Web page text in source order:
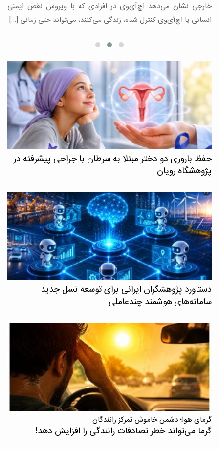
خارجی نشان می‌دهد اچ‌آی‌وی در افرادی که با ویروس نقص ایمنی
انسانی یا اچ‌آی‌وی کنترل شده، زندگی می‌کنند، می‌تواند حتی زمانی […]
حفظ باروری دو دختر مبتلا به سرطان با جراحی پیشرفته در
پژوهشگاه رویان
دستاورد پژوهشگران ایرانی برای توسعه نسل جدید
سامانه‌های هوشمند چندعاملی
گرمای هوا؛ دشمن خاموش تمرکز رانندگان
گرما می‌تواند خطر تصادفات رانندگی را افزایش دهد!